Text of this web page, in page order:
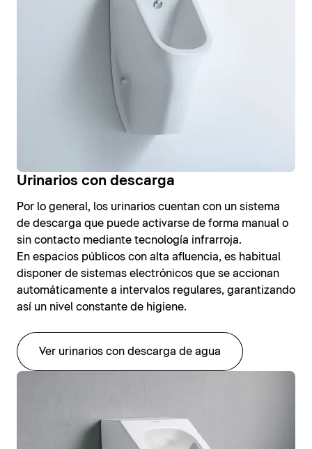
Urinarios con descarga
Por lo general, los urinarios cuentan con un sistema
de descarga que puede activarse de forma manual o
sin contacto mediante tecnología infrarroja.
En espacios públicos con alta afluencia, es habitual
disponer de sistemas electrónicos que se accionan
automáticamente a intervalos regulares, garantizando
así un nivel constante de higiene.
Ver urinarios con descarga de agua